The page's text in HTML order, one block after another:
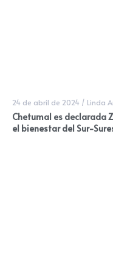
24 de abril de 2024 / Linda
Chetumal es declarada
el bienestar del Sur-